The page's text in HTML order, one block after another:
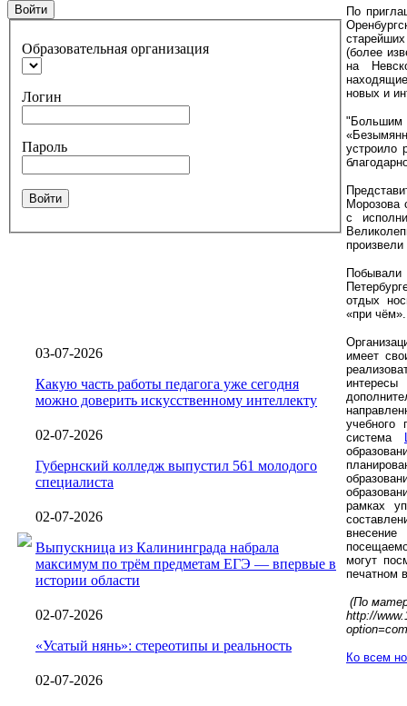
Войти
Образовательная организация
Логин
Пароль
Войти
03-07-2026
Какую часть работы педагога уже сегодня
можно доверить искусственному интеллекту
02-07-2026
Губернский колледж выпустил 561 молодого
специалиста
02-07-2026
Выпускница из Калининграда набрала
максимум по трём предметам ЕГЭ — впервые в
истории области
02-07-2026
«Усатый нянь»: стереотипы и реальность
02-07-2026
По
(более
на
новых и
устроило
Морозова
с
отдых
«при чём».
имеет
учебного
система
рамках
могут
печатном
(По
http://
Ко всем